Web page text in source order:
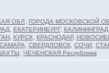
ОБЛ
ГОРОДА МОСКОВСКОЙ
ЕКАТЕРИНБУРГ, КАЛИНИНГРАД
, КУРСК, КРАСНОДАР,
САМАРА СВЕРДЛОВСК, СОЧИ,
ЧЕЧЕНСКАЯ Республика